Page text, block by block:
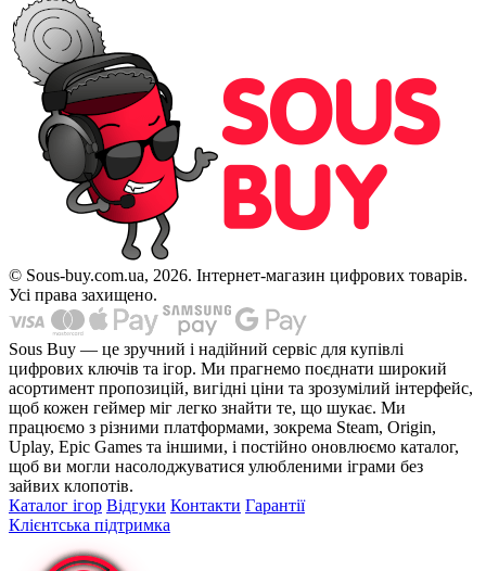
© Sous-buy.com.ua, 2026. Інтернет-магазин цифрових товарів.
Усі права захищено.
Sous Buy — це зручний і надійний сервіс для купівлі
цифрових ключів та ігор. Ми прагнемо поєднати широкий
асортимент пропозицій, вигідні ціни та зрозумілий інтерфейс,
щоб кожен геймер міг легко знайти те, що шукає. Ми
працюємо з різними платформами, зокрема Steam, Origin,
Uplay, Epic Games та іншими, і постійно оновлюємо каталог,
щоб ви могли насолоджуватися улюбленими іграми без
зайвих клопотів.
Каталог ігор Відгуки Контакти Гарантії
Клієнтська підтримка